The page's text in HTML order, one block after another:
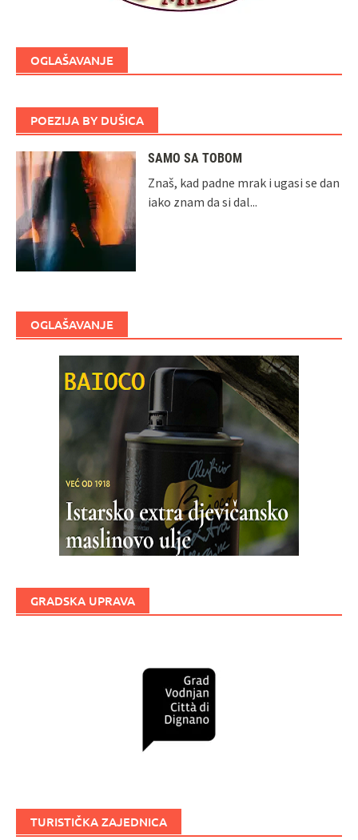
OGLAŠAVANJE
POEZIJA BY DUŠICA
SAMO SA TOBOM
Znaš, kad padne mrak i ugasi se dan
iako znam da si dal...
OGLAŠAVANJE
GRADSKA UPRAVA
TURISTIČKA ZAJEDNICA